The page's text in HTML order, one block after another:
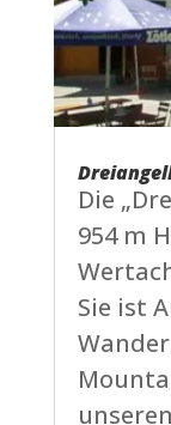
Die
954 m
Sie ist